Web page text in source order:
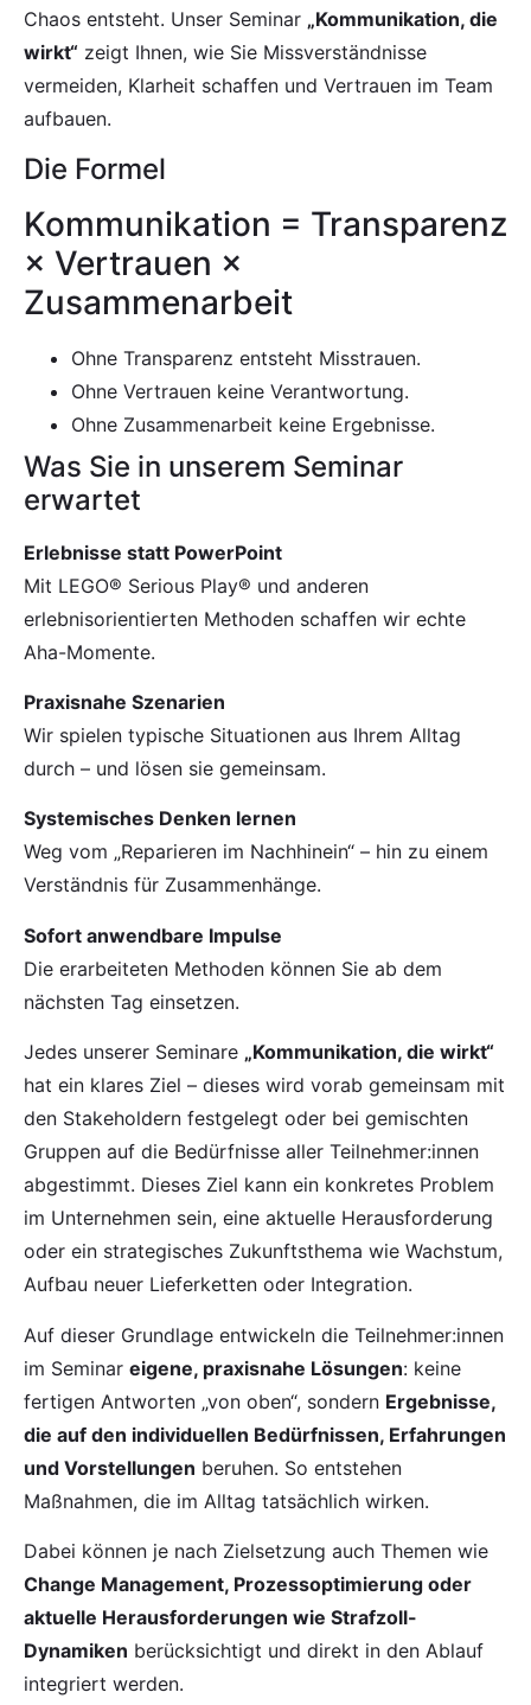
Chaos entsteht. Unser Seminar „Kommunikation, die
wirkt“ zeigt Ihnen, wie Sie Missverständnisse
vermeiden, Klarheit schaffen und Vertrauen im Team
aufbauen.
Die Formel
Kommunikation = Transparenz
× Vertrauen ×
Zusammenarbeit
Ohne Transparenz entsteht Misstrauen.
Ohne Vertrauen keine Verantwortung.
Ohne Zusammenarbeit keine Ergebnisse.
Was Sie in unserem Seminar
erwartet
Erlebnisse statt PowerPoint
Mit LEGO® Serious Play® und anderen
erlebnisorientierten Methoden schaffen wir echte
Aha-Momente.
Praxisnahe Szenarien
Wir spielen typische Situationen aus Ihrem Alltag
durch – und lösen sie gemeinsam.
Systemisches Denken lernen
Weg vom „Reparieren im Nachhinein“ – hin zu einem
Verständnis für Zusammenhänge.
Sofort anwendbare Impulse
Die erarbeiteten Methoden können Sie ab dem
nächsten Tag einsetzen.
Jedes unserer Seminare „Kommunikation, die wirkt“
hat ein klares Ziel – dieses wird vorab gemeinsam mit
den Stakeholdern festgelegt oder bei gemischten
Gruppen auf die Bedürfnisse aller Teilnehmer:innen
abgestimmt. Dieses Ziel kann ein konkretes Problem
im Unternehmen sein, eine aktuelle Herausforderung
oder ein strategisches Zukunftsthema wie Wachstum,
Aufbau neuer Lieferketten oder Integration.
Auf dieser Grundlage entwickeln die Teilnehmer:innen
im Seminar eigene, praxisnahe Lösungen: keine
fertigen Antworten „von oben“, sondern Ergebnisse,
die auf den individuellen Bedürfnissen, Erfahrungen
und Vorstellungen beruhen. So entstehen
Maßnahmen, die im Alltag tatsächlich wirken.
Dabei können je nach Zielsetzung auch Themen wie
Change Management, Prozessoptimierung oder
aktuelle Herausforderungen wie Strafzoll-
Dynamiken berücksichtigt und direkt in den Ablauf
integriert werden.